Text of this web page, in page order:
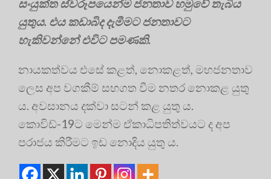
සංයුක්ත ස්වරූපයෙන්ම ජනතාව හමුවේ තැබිය
යුතුය. එය කඩාබිද දැමීමට ජනතාවට
හැකිවන්නේ එවිට පමණකි.
නායකත්වය එසේ කළත්, නොකළත්, මහජනතාව
ලෙස අප වගකීම් සහගත වීම නතර නොකළ යුතු
ය. අවසානය දක්වා සටන් කළ යුතු ය.
කොවිඩ්-19ට මෙන්ම ඒකාධිපතිත්වයට ද අප
පරාජය කිරීමට ඉඩ නොදිය යුතු ය.